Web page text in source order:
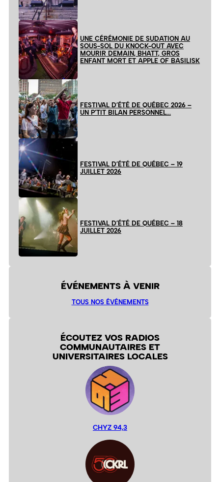
UNE CÉRÉMONIE DE SUDATION AU
SOUS-SOL DU KNOCK-OUT AVEC
MOURIR DEMAIN, BHATT, GROS
ENFANT MORT ET APPLE OF BASILISK
FESTIVAL D’ÉTÉ DE QUÉBEC 2026 –
UN P’TIT BILAN PERSONNEL…
FESTIVAL D’ÉTÉ DE QUÉBEC – 19
JUILLET 2026
FESTIVAL D’ÉTÉ DE QUÉBEC – 18
JUILLET 2026
ÉVÉNEMENTS À VENIR
TOUS NOS ÉVÉNEMENTS
ÉCOUTEZ VOS RADIOS
COMMUNAUTAIRES ET
UNIVERSITAIRES LOCALES
CHYZ 94,3